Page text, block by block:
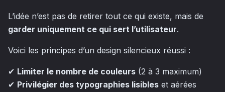
L’idée n’est pas de retirer tout ce qui existe, mais de
garder uniquement ce qui sert l’utilisateur.
Voici les principes d’un design silencieux réussi :
✔ Limiter le nombre de couleurs (2 à 3 maximum)
✔ Privilégier des typographies lisibles et aérées